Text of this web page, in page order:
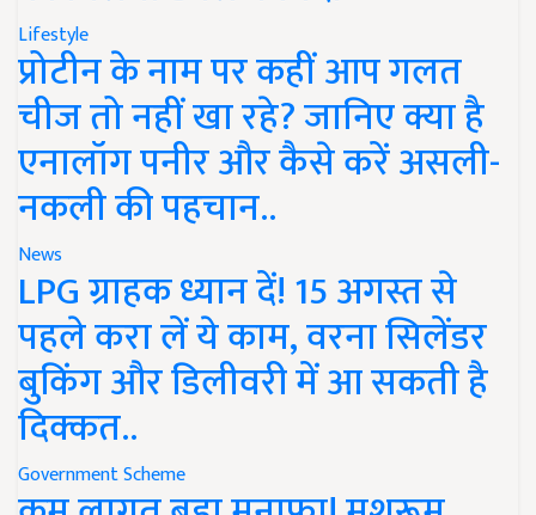
Lifestyle
प्रोटीन के नाम पर कहीं आप गलत
चीज तो नहीं खा रहे? जानिए क्या है
एनालॉग पनीर और कैसे करें असली-
नकली की पहचान..
News
LPG ग्राहक ध्यान दें! 15 अगस्त से
पहले करा लें ये काम, वरना सिलेंडर
बुकिंग और डिलीवरी में आ सकती है
दिक्कत..
Government Scheme